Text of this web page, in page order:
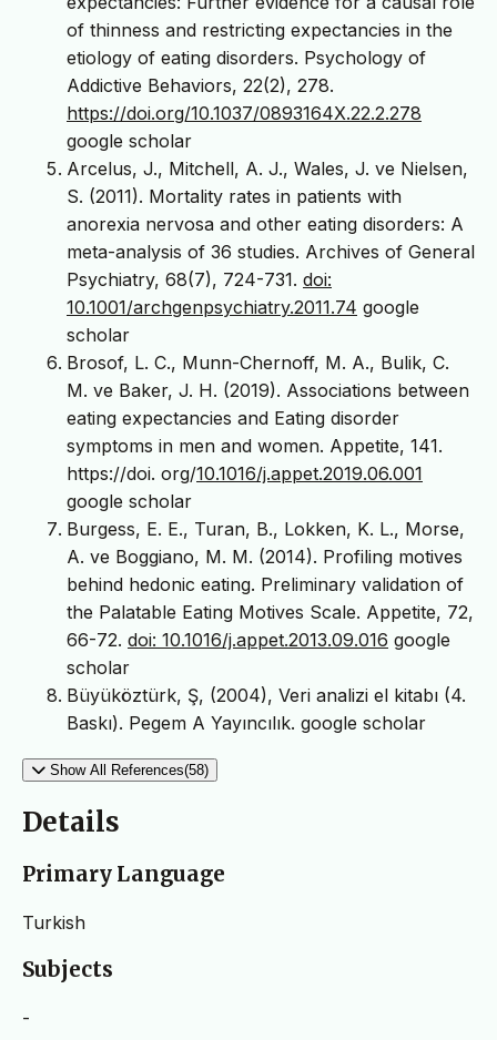
of thinness and restricting expectancies in the
etiology of eating disorders. Psychology of
Addictive Behaviors, 22(2), 278.
https://doi.org/10.1037/0893164X.22.2.278
google scholar
Arcelus, J., Mitchell, A. J., Wales, J. ve Nielsen,
S. (2011). Mortality rates in patients with
anorexia nervosa and other eating disorders: A
meta-analysis of 36 studies. Archives of General
Psychiatry, 68(7), 724-731. doi:
10.1001/archgenpsychiatry.2011.74 google
scholar
Brosof, L. C., Munn-Chernoff, M. A., Bulik, C.
M. ve Baker, J. H. (2019). Associations between
eating expectancies and Eating disorder
symptoms in men and women. Appetite, 141.
https://doi. org/10.1016/j.appet.2019.06.001
google scholar
Burgess, E. E., Turan, B., Lokken, K. L., Morse,
A. ve Boggiano, M. M. (2014). Profiling motives
behind hedonic eating. Preliminary validation of
the Palatable Eating Motives Scale. Appetite, 72,
66-72. doi: 10.1016/j.appet.2013.09.016 google
scholar
Büyüköztürk, Ş, (2004), Veri analizi el kitabı (4.
Baskı). Pegem A Yayıncılık. google scholar
Show All References(58)
Details
Primary Language
Turkish
Subjects
-